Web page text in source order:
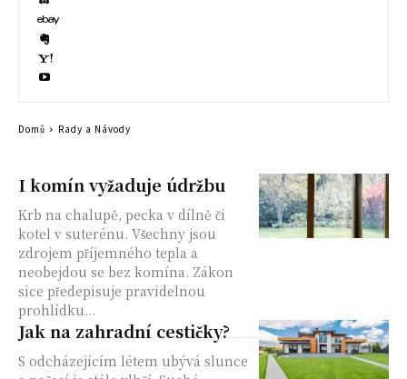
I komín vyžaduje údržbu
Krb na chalupě, pecka v dílně či
kotel v suterénu. Všechny jsou
zdrojem příjemného tepla a
neobejdou se bez komína. Zákon
sice předepisuje pravidelnou
prohlídku...
Jak na zahradní cestičky?
S odcházejícím létem ubývá slunce
Domů Rady a Návody